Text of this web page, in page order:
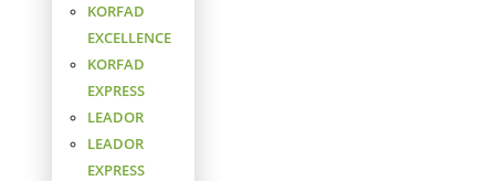
KORFAD
EXCELLENCE
KORFAD
EXPRESS
LEADOR
LEADOR
EXPRESS